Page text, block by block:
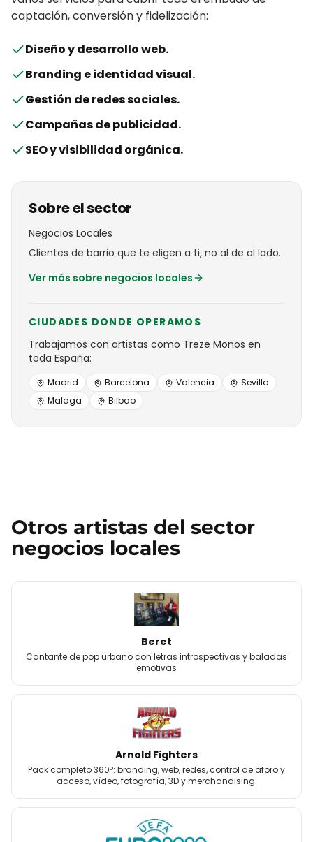
captación, conversión y fidelización:
Diseño y desarrollo web.
Branding e identidad visual.
Gestión de redes sociales.
Campañas de publicidad.
SEO y visibilidad orgánica.
Sobre el sector
Negocios Locales
Clientes de barrio que te eligen a ti, no al de al lado.
Ver más sobre negocios locales
CIUDADES DONDE OPERAMOS
Trabajamos con artistas como Treze Monos en
toda España:
Madrid Barcelona Valencia
Sevilla
Malaga
Bilbao
Otros artistas del sector
negocios locales
Beret
Cantante de pop urbano con letras introspectivas y baladas
emotivas
Arnold Fighters
Pack completo 360º: branding, web, redes, control de aforo y
acceso, vídeo, fotografía, 3D y merchandising.